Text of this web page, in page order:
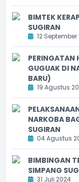
BIMTEK
SUGIRAN
12
PERINGATAN
GUGUAK DI
BARU)
19 Agustus
NARKOBA
SUGIRAN
04 Agustus
BIMBINGAN
SIMPANG
31 Juli 2024